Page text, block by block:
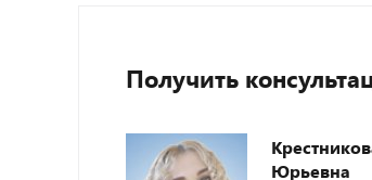
Получить
Юрьевна